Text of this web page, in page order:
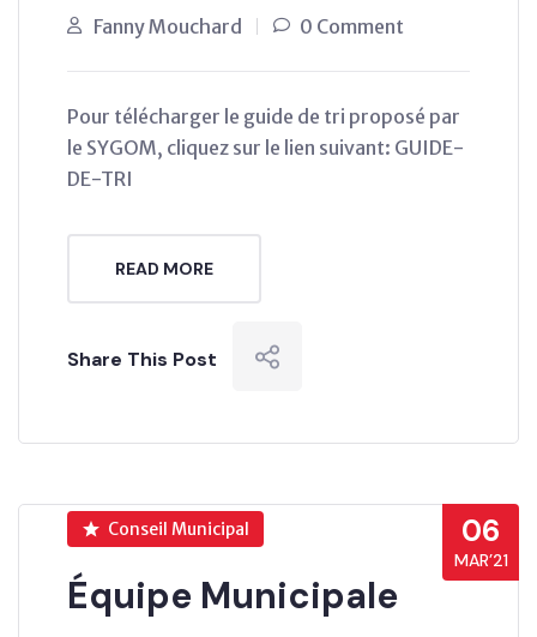
Fanny Mouchard 0 Comment
Pour télécharger le guide de tri proposé par
le SYGOM, cliquez sur le lien suivant: GUIDE-
DE-TRI
READ MORE
Share This Post
06
MAR’21
Conseil Municipal
Équipe Municipale